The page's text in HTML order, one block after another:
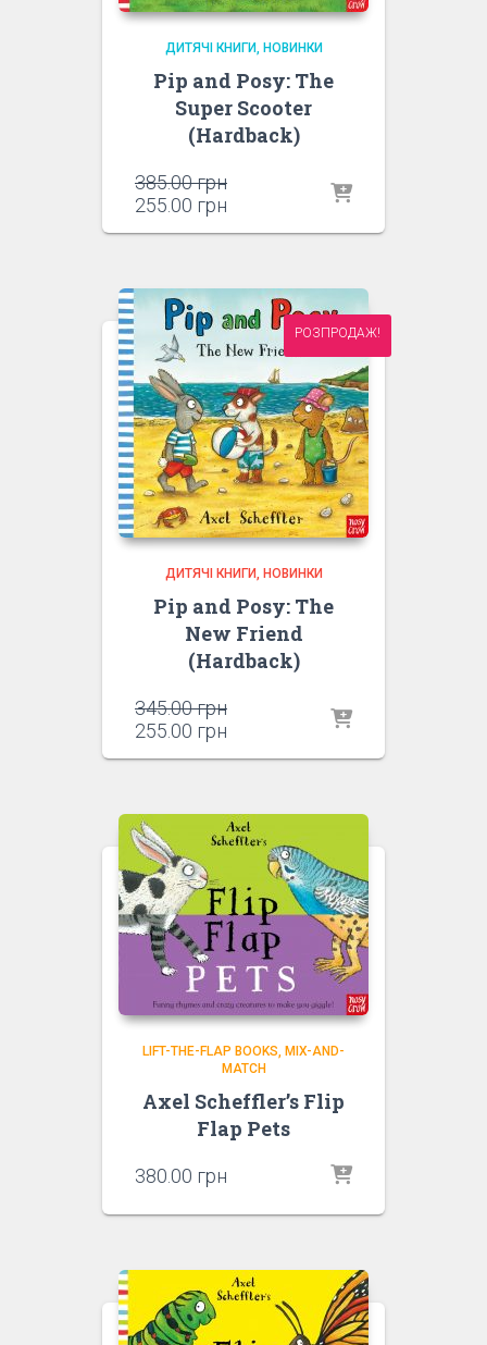
ДИТЯЧІ КНИГИ НОВИНКИ
Pip and Posy: The
Super Scooter
(Hardback)
385.00грнОригінальна
255.00 грн
РОЗПРОДАЖ!
ДИТЯЧІ КНИГИ НОВИНКИ
Pip and Posy: The
New Friend
(Hardback)
345.00грнОригінальна
255.00 грн
LIFT-THE-FLAP BOOKS
MIX-AND-
MATCH
Axel Scheffler’s Flip
Flap Pets
380.00 грн